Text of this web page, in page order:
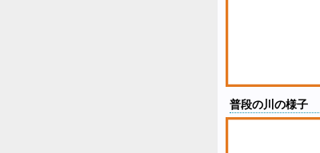
普段の川の様子